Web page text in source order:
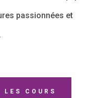
passionnées et
LES COURS